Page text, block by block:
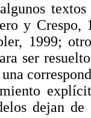
y Crespo,
1999;
ser
dejan